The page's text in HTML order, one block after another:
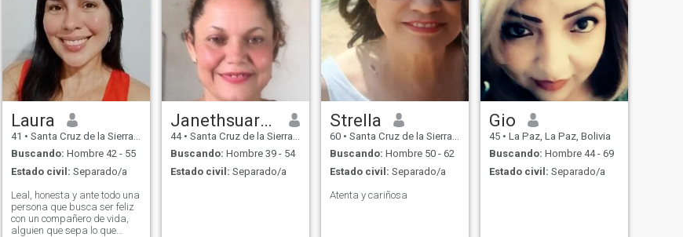
Laura
41 • Santa Cruz de la Sierra, Santa Cruz, Bolivia
Buscando: Hombre 42 - 55
Estado civil: Separado/a
Leal, honesta y ante todo una
persona que busca ser feliz
con un compañero de vida,
alguien que sepa lo que
Janethsuarez
44 • Santa Cruz de la Sierra, Santa Cruz, Bolivia
Buscando: Hombre 39 - 54
Estado civil: Separado/a
Strella
60 • Santa Cruz de la Sierra, Santa Cruz, Bolivia
Buscando: Hombre 50 - 62
Estado civil: Separado/a
Atenta y cariñosa
Gio
45 • La Paz, La Paz, Bolivia
Buscando: Hombre 44 - 69
Estado civil: Separado/a